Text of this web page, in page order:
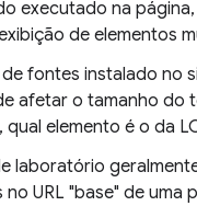
executado na
de elementos
fontes instalado no
afetar o tamanho do
elemento é o da
laboratório
URL "base" de uma